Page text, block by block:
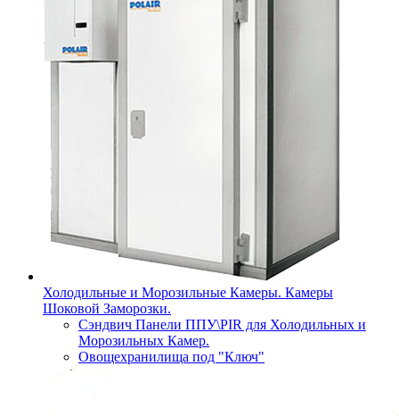
Холодильные и Морозильные Камеры. Камеры
Шоковой Заморозки.
Сэндвич Панели ППУ\PIR для Холодильных и
Морозильных Камер.
Овощехранилища под "Ключ"